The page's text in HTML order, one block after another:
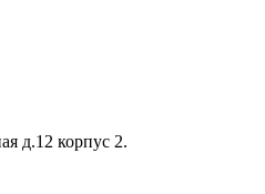
д.12 корпус 2.